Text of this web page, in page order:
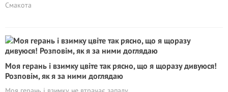
Смакота
Моя герань і взимку цвіте так рясно, що я щоразу дивуюся!
Розповім, як я за ними доглядаю